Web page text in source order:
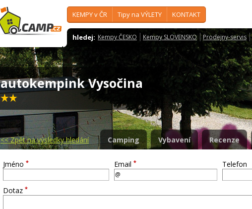
KEMPY v ČR Tipy na VÝLETY KONTAKT
hledej: Kempy ČESKO Kempy SLOVENSKO Prodejny-servis
autokempink Vysočina
<<Zpět na výsledky hledání Camping Vybavení Recenze
Jméno * Email * Telefon
Dotaz *